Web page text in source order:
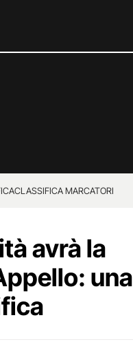
CLASSIFICA MARCATORI
avrà la
una